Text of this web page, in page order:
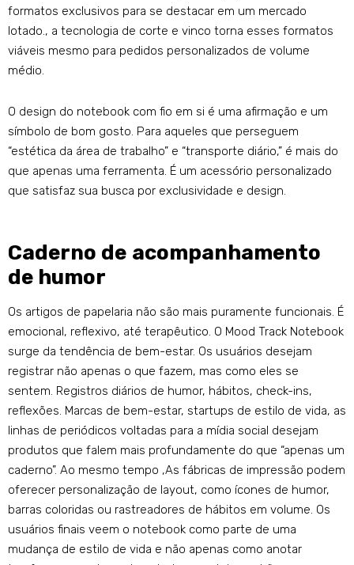
formatos exclusivos para se destacar em um mercado
lotado., a tecnologia de corte e vinco torna esses formatos
viáveis ​​mesmo para pedidos personalizados de volume
médio.
O design do notebook com fio em si é uma afirmação e um
símbolo de bom gosto. Para aqueles que perseguem
“estética da área de trabalho” e “transporte diário,” é mais do
que apenas uma ferramenta. É um acessório personalizado
que satisfaz sua busca por exclusividade e design.
Caderno de acompanhamento
de humor
Os artigos de papelaria não são mais puramente funcionais. É
emocional, reflexivo, até terapêutico. O Mood Track Notebook
surge da tendência de bem-estar. Os usuários desejam
registrar não apenas o que fazem, mas como eles se
sentem. Registros diários de humor, hábitos, check-ins,
reflexões. Marcas de bem-estar, startups de estilo de vida, as
linhas de periódicos voltadas para a mídia social desejam
produtos que falem mais profundamente do que “apenas um
caderno”. Ao mesmo tempo ,As fábricas de impressão podem
oferecer personalização de layout, como ícones de humor,
barras coloridas ou rastreadores de hábitos em volume. Os
usuários finais veem o notebook como parte de uma
mudança de estilo de vida e não apenas como anotar